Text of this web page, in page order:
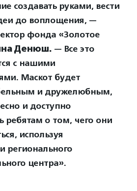
создавать руками, вести
до воплощения, —
фонда «Золотое
Денюш. — Все это
с нашими
Маскот будет
и дружелюбным,
и доступно
ребятам о том, чего они
используя
регионального
центра».